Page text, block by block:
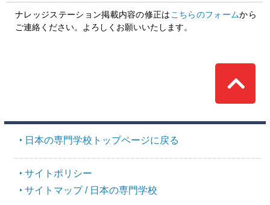
ナレッジステーション掲載内容の修正は こちらのフォームから
ご連絡ください。よろしくお願いいたします。
Top
日本の専門学校トップページに戻る
サイトポリシー
サイトマップ / 日本の専門学校